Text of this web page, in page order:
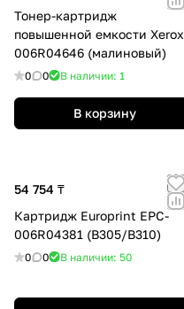
Тонер-картридж
повышенной емкости Xerox
006R04646 (малиновый)
0 0 В наличии: 1
В корзину
54 754 ₸
Картридж Europrint EPC-
006R04381 (B305/B310)
0 0 В наличии: 50